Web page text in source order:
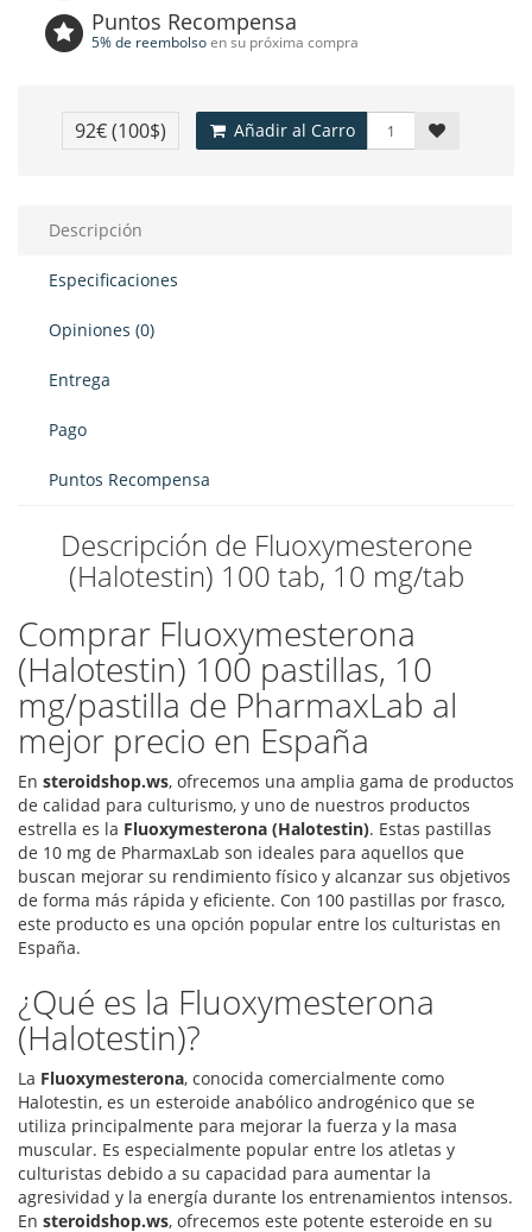
Puntos Recompensa
5% de reembolsoen su próxima compra
92€(100$) Añadir al Carro
Descripción
Especificaciones
Opiniones (0)
Entrega
Pago
Puntos Recompensa
Descripción de Fluoxymesterone
(Halotestin) 100 tab, 10 mg/tab
Comprar Fluoxymesterona
(Halotestin) 100 pastillas, 10
mg/pastilla de PharmaxLab al
mejor precio en España
En steroidshop.ws, ofrecemos una amplia gama de productos
de calidad para culturismo, y uno de nuestros productos
estrella es la Fluoxymesterona (Halotestin). Estas pastillas
de 10 mg de PharmaxLab son ideales para aquellos que
buscan mejorar su rendimiento físico y alcanzar sus objetivos
de forma más rápida y eficiente. Con 100 pastillas por frasco,
este producto es una opción popular entre los culturistas en
España.
¿Qué es la Fluoxymesterona
(Halotestin)?
La Fluoxymesterona, conocida comercialmente como
Halotestin, es un esteroide anabólico androgénico que se
utiliza principalmente para mejorar la fuerza y la masa
muscular. Es especialmente popular entre los atletas y
culturistas debido a su capacidad para aumentar la
agresividad y la energía durante los entrenamientos intensos.
En steroidshop.ws, ofrecemos este potente esteroide en su